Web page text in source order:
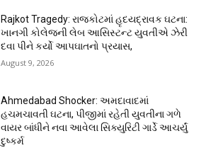
Rajkot Tragedy: રાજકોટમાં હૃદયદ્રાવક ઘટના:
ખાનગી કોલેજની લેબ આસિસ્ટન્ટ યુવતીએ ઝેરી
દવા પીને કર્યો આપઘાતનો પ્રયાસ,
August 9, 2026
Ahmedabad Shocker: અમદાવાદમાં
હચમચાવતી ઘટના, પીજીમાં રહેતી યુવતીના ગળે
વાયર બાંધીને નવા આવેલા સિક્યુરિટી ગાર્ડે આચર્યું
દુષ્કર્મ